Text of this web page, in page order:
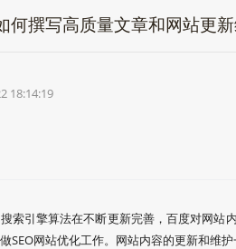
何撰写高质量文章和网站更
18:14:19
索引擎算法在不断更新完善，百度对网站
SEO网站优化工作。网站内容的更新和维